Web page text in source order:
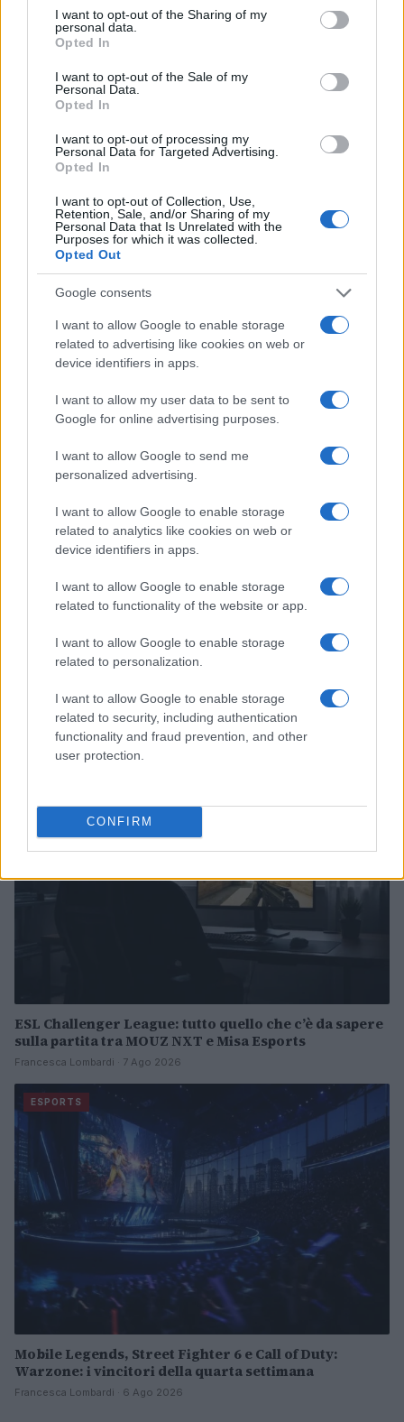
not limited to your visit or usage behaviour. You may click to
grant or deny consent to Google and its third-party tags to
use your data for below specified purposes in below Google
consent section.
I want to opt-out of the Sharing of my
personal data.
Opted In
I want to opt-out of the Sale of my
Personal Data.
Opted In
I want to opt-out of processing my
Personal Data for Targeted Advertising.
Opted In
I want to opt-out of Collection, Use,
Retention, Sale, and/or Sharing of my
Personal Data that Is Unrelated with the
Purposes for which it was collected.
Opted Out
Google consents
I want to allow Google to enable storage
related to advertising like cookies on web or
device identifiers in apps.
I want to allow my user data to be sent to
Google for online advertising purposes.
I want to allow Google to send me
personalized advertising.
I want to allow Google to enable storage
related to analytics like cookies on web or
device identifiers in apps.
I want to allow Google to enable storage
related to functionality of the website or app.
I want to allow Google to enable storage
related to personalization.
I want to allow Google to enable storage
related to security, including authentication
functionality and fraud prevention, and other
user protection.
CONFIRM
partner commerciali.
AUTORE
Francesca Lombardi, fiorentina, prese appunti
tecnici dal primo box di un circuito toscano e
redazione sostiene un approccio metodico
alle prove su pista, cura il format 'tecnica e
cronaca' e conserva i fogli di appunti del
debutto tecnico in autodromo.
Continua a leggere
ESL Challenger League: tutto quello che c’è da sapere
sulla partita tra MOUZ NXT e Misa Esports
Francesca Lombardi · 7 Ago 2026
ESPORTS
Mobile Legends, Street Fighter 6 e Call of Duty:
Warzone: i vincitori della quarta settimana
Francesca Lombardi · 6 Ago 2026